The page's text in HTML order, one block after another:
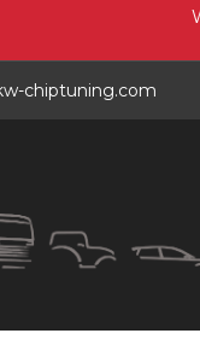
chiptuning.com